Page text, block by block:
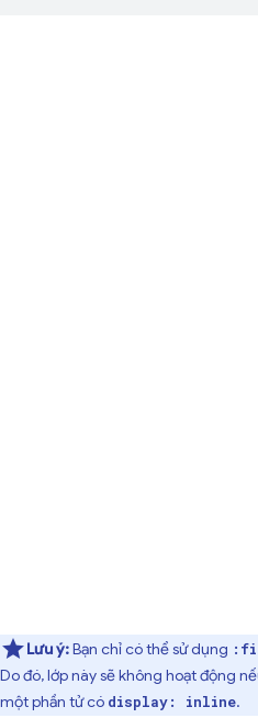
Lưu ý:Bạn chỉ có thể sử dụng
Do đó, lớp này sẽ không hoạt động
một phần tử có display: inline.